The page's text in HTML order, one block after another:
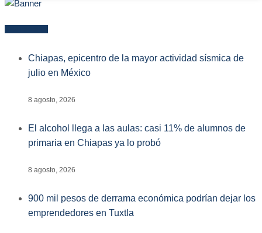
Chiapas, epicentro de la mayor actividad sísmica de
julio en México
8 agosto, 2026
El alcohol llega a las aulas: casi 11% de alumnos de
primaria en Chiapas ya lo probó
8 agosto, 2026
900 mil pesos de derrama económica podrían dejar los
emprendedores en Tuxtla